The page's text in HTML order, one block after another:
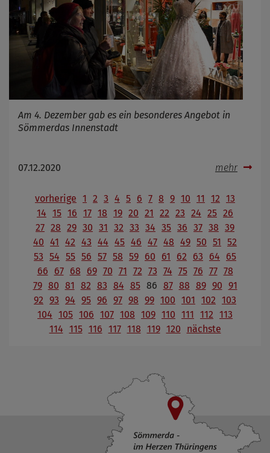
Am 4. Dezember gab es ein besonderes Angebot in
Sömmerdas Innenstadt
07.12.2020 mehr
vorherige 1 2 3 4 5 6 7 8 9 10 11 12 13
14 15 16 17 18 19 20 21 22 23 24 25 26
27 28 29 30 31 32 33 34 35 36 37 38 39
40 41 42 43 44 45 46 47 48 49 50 51
52
53 54 55 56 57 58 59 60 61 62 63 64
65
66
67 68 69 70 71 72 73 74 75 76 77 78
79 80 81 82 83 84 85 86 87 88 89 90 91
92 93 94 95 96 97 98 99 100 101 102 103
104 105 106 107 108 109 110 111 112 113
114 115 116 117 118 119 120 nächste